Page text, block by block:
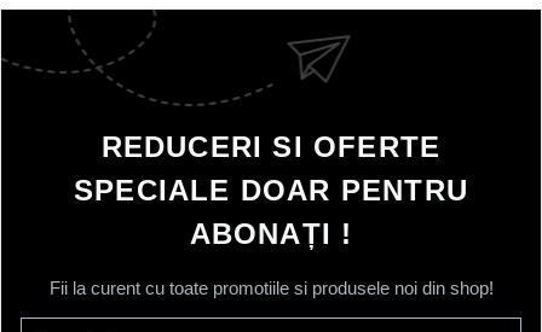
REDUCERI SI OFERTE
SPECIALE DOAR PENTRU
ABONAȚI !
Fii la curent cu toate promotiile si produsele noi din shop!